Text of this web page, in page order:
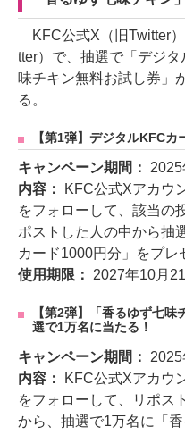
KFC公式X（旧Twitter
tter）で、抽選で「デジ
味チキン無料お試し券」
る。
【第1弾】デジタルKFCカ
キャンペーン期間：
内容：
KFC公式Xアカウ
をフォローして、該当の
ポストした人の中から抽
カード1000円分」をプレ
使用期限： 2027年10月
【第2弾】「香るゆず七
選で1万名に当たる！
キャンペーン期間： 2025
内容：
KFC公式Xアカウ
をフォローして、リポス
から、抽選で1万名に「